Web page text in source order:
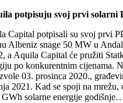
potpisuju svoj prvi solarni
Capital potpisali su svoj prvi
Albeniz snage 50 MW u
a Aquila Capital će pružiti
po konkurentnim cijenama.
03. prosinca 2020.,
2021. Kad se spoji na mrežu,
solarne energije